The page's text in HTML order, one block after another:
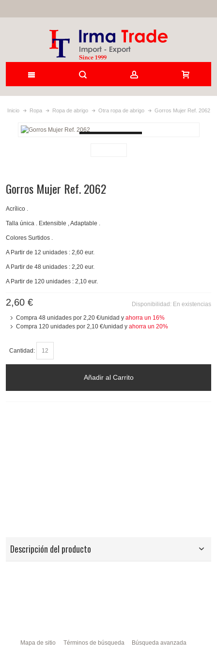
Inicio Ropa Ropa de abrigo Otra ropa de abrigo Gorros Mujer Ref. 2062
Gorros Mujer Ref. 2062
Acrílico .
Talla única . Extensible , Adaptable .
Colores Surtidos .
A Partir de 12 unidades : 2,60 eur.
A Partir de 48 unidades : 2,20 eur.
A Partir de 120 unidades : 2,10 eur.
Disponibilidad: En existencias
2,60 €
Compra 48 unidades por 2,20 €/unidad y ahorra un 16%
Compra 120 unidades por 2,10 €/unidad y ahorra un 20%
Cantidad:
Añadir al Carrito
Descripción del producto
Mapa de sitio Términos de búsqueda Búsqueda avanzada